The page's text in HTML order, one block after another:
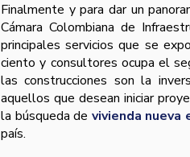
Finalmente y para dar un
Cámara Colombiana de
principales servicios que se
ciento y consultores ocupa el
las construcciones son la
aquellos que desean iniciar
la búsqueda de vivienda nueva
paí­s.